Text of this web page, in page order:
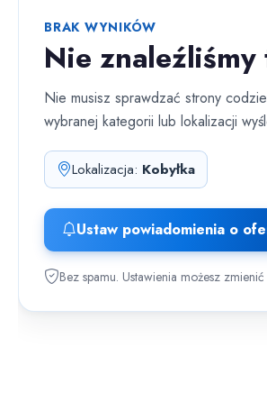
BRAK WYNIKÓW
Nie
Nie musisz sprawdzać strony
wybranej kategorii lub lokalizacji
Lokalizacja: Kobyłka
Ustaw powiadomienia o
Bez spamu. Ustawienia możesz